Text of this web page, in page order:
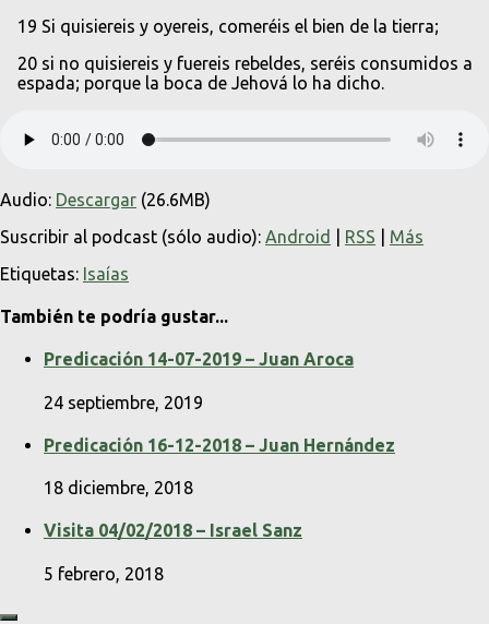
19 Si quisiereis y oyereis, comeréis el bien de la tierra;
20 si no quisiereis y fuereis rebeldes, seréis consumidos a
espada; porque la boca de Jehová lo ha dicho.
Audio: Descargar (26.6MB)
Suscribir al podcast (sólo audio): Android RSS
Más
Etiquetas: Isaías
También te podría gustar...
Predicación 14-07-2019 – Juan Aroca
24 septiembre, 2019
Predicación 16-12-2018 – Juan Hernández
18 diciembre, 2018
Visita 04/02/2018 – Israel Sanz
5 febrero, 2018